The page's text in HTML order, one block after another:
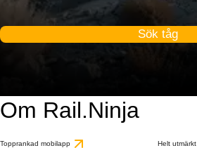
Sök tåg
Om Rail.Ninja
Topprankad mobilapp Helt utmärkt